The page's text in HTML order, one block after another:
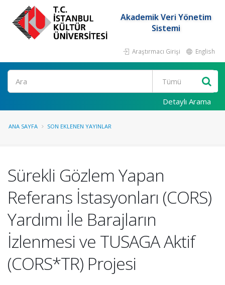
Akademik Veri Yönetim
Sistemi
Araştırmacı Girişi English
Ara
Detaylı Arama
ANA SAYFA SON EKLENEN YAYINLAR
Sürekli Gözlem Yapan
Referans İstasyonları (CORS)
Yardımı İle Barajların
İzlenmesi ve TUSAGA Aktif
(CORS*TR) Projesi